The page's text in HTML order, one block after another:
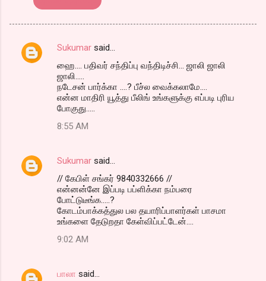
C
s
Sukumar said…
ஹை.... பதிவர் சந்திப்பு வந்திடிச்சி... ஜாலி ஜாலி
ஜாலி.....
நடேசன் பார்க்கா ....? பீச்ல வைக்கலாமே....
என்ன மாதிரி யூத்து பீலிங் உங்களுக்கு எப்படி புரிய
போகுது.....
8:55 AM
Sukumar said…
// கேபிள் சங்கர் 9840332666 //
என்னன்னே இப்படி பப்ளிக்கா நம்பரை
போட்டுடீங்க.....?
கோடம்பாக்கத்துல பல தயாரிப்பாளர்கள் பாசமா
உங்களை தேடுறதா கேள்விப்பட்டேன்....
9:02 AM
பாலா said…